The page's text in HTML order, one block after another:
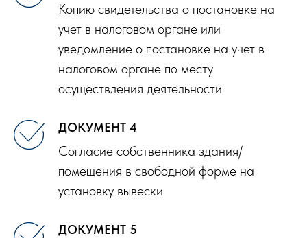
Копию свидетельства о постановке на
учет в налоговом органе или
уведомление о постановке на учет в
налоговом органе по месту
осуществления деятельности
ДОКУМЕНТ 4
Согласие собственника здания/
помещения в свободной форме на
установку вывески
ДОКУМЕНТ 5